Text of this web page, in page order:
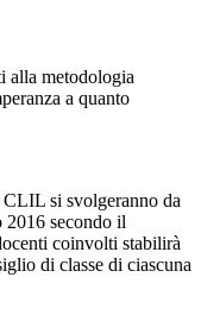
alla metodologia
a quanto
si svolgeranno da
2016 secondo il
coinvolti stabilirà
di classe di ciascuna